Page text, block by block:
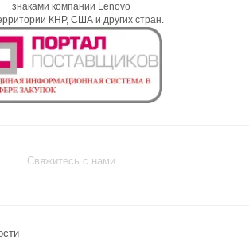
знаками компании Lenovo
КНР, США и других стран.
Свяжитесь с нами